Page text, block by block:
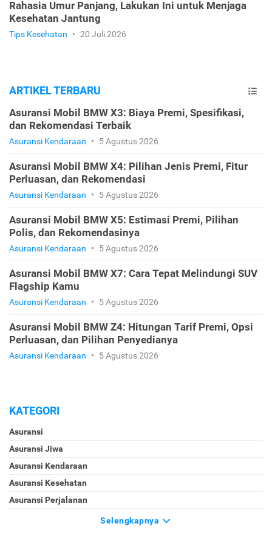
Rahasia Umur Panjang, Lakukan Ini untuk Menjaga
Kesehatan Jantung
Tips Kesehatan • 20 Juli 2026
ARTIKEL TERBARU
Asuransi Mobil BMW X3: Biaya Premi, Spesifikasi,
dan Rekomendasi Terbaik
Asuransi Kendaraan • 5 Agustus 2026
Asuransi Mobil BMW X4: Pilihan Jenis Premi, Fitur
Perluasan, dan Rekomendasi
Asuransi Kendaraan • 5 Agustus 2026
Asuransi Mobil BMW X5: Estimasi Premi, Pilihan
Polis, dan Rekomendasinya
Asuransi Kendaraan • 5 Agustus 2026
Asuransi Mobil BMW X7: Cara Tepat Melindungi SUV
Flagship Kamu
Asuransi Kendaraan • 5 Agustus 2026
Asuransi Mobil BMW Z4: Hitungan Tarif Premi, Opsi
Perluasan, dan Pilihan Penyedianya
Asuransi Kendaraan • 5 Agustus 2026
KATEGORI
Asuransi
Asuransi Jiwa
Asuransi Kendaraan
Asuransi Kesehatan
Asuransi Perjalanan
Selengkapnya